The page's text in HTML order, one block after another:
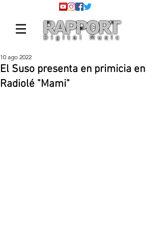
El Suso presenta en primicia en
Radiolé "Mami"
10 ago 2022